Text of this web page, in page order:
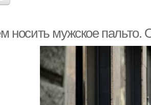
носить мужское пальто.